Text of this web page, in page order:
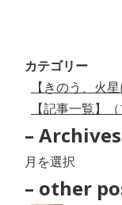
カテゴリー
【きのう、火
【記事一覧】
–
–
Archives
– other